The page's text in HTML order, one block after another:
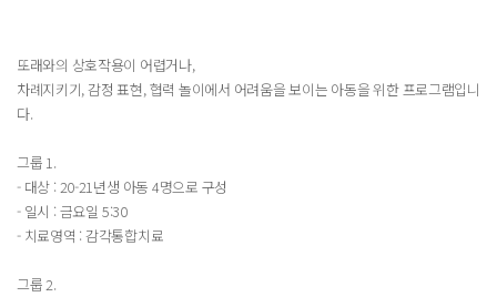
또래와의 상호작용이 어렵거나,
차례지키기, 감정 표현, 협력 놀이에서 어려움을 보이는 아동을 위한 프로그램입니
다.
그룹 1.
- 대상 : 20-21년생 아동 4명으로 구성
- 일시 : 금요일 5:30
- 치료영역 : 감각통합치료
그룹 2.